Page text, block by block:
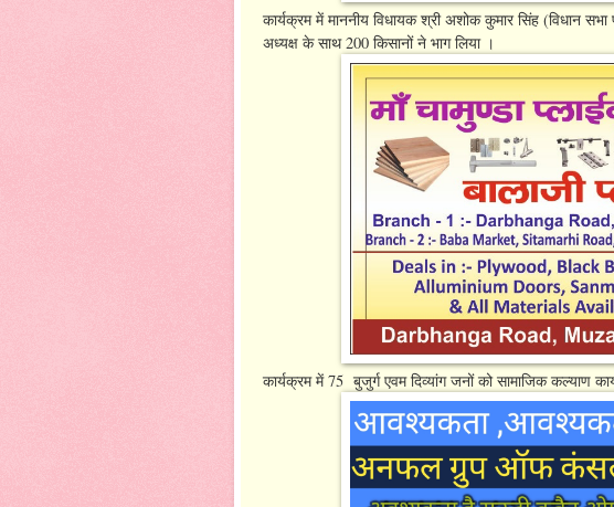
कार्यक्रम में माननीय विधायक श्री अशोक कुमार सिंह (विधान
अध्यक्ष के साथ 200 किसानों ने भाग लिया ।
कार्यक्रम में 75 बुजुर्ग एवम दिव्यांग जनों को सामाजिक कल्याण